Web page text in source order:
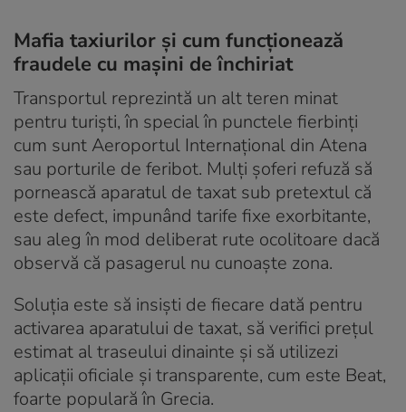
Mafia taxiurilor și cum funcționează
fraudele cu mașini de închiriat
Transportul reprezintă un alt teren minat
pentru turiști, în special în punctele fierbinți
cum sunt Aeroportul Internațional din Atena
sau porturile de feribot. Mulți șoferi refuză să
pornească aparatul de taxat sub pretextul că
este defect, impunând tarife fixe exorbitante,
sau aleg în mod deliberat rute ocolitoare dacă
observă că pasagerul nu cunoaște zona.
Soluția este să insiști de fiecare dată pentru
activarea aparatului de taxat, să verifici prețul
estimat al traseului dinainte și să utilizezi
aplicații oficiale și transparente, cum este Beat,
foarte populară în Grecia.